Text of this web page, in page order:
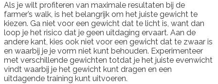
Als je wilt profiteren van maximale resultaten bij de
farmer’s walk, is het belangrijk om het juiste gewicht te
kiezen. Ga niet voor een gewicht dat te licht is, want dan
loop je het risico dat je geen uitdaging ervaart. Aan de
andere kant, kies ook niet voor een gewicht dat te zwaar is
en waarbij je je vorm niet kunt behouden. Experimenteer
met verschillende gewichten totdat je het juiste evenwicht
vindt waarbij je het gewicht kunt dragen en een
uitdagende training kunt uitvoeren.